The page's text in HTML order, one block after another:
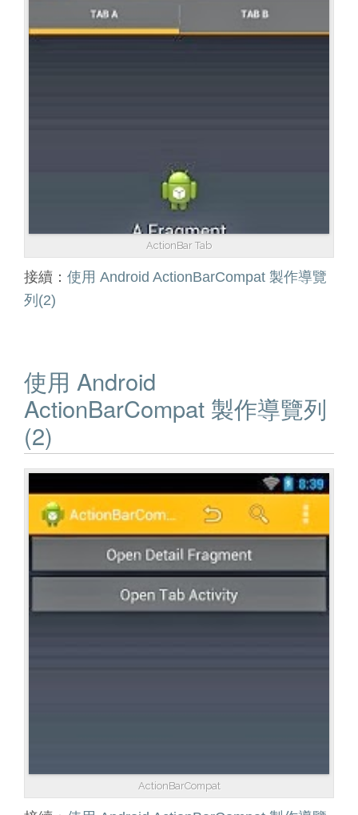
ActionBar Tab
接續： 使用 Android ActionBarCompat 製作導覽
列(2)
使用 Android
ActionBarCompat 製作導覽列
(2)
ActionBarCompat